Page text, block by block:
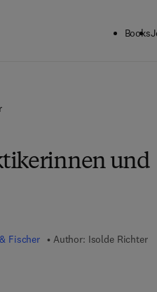
Books
und
Fischer Author: Isolde Richter